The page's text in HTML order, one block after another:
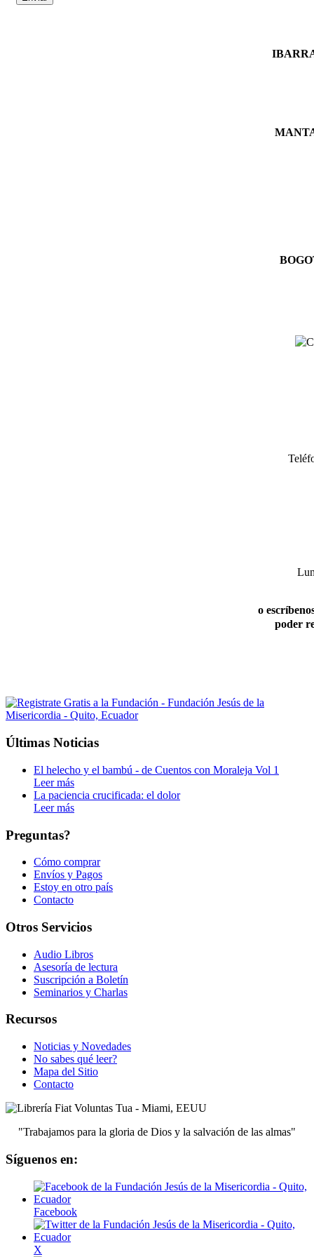
o
poder
Últimas Noticias
El helecho y el bambú - de Cuentos con Moraleja Vol 1
Leer más
La paciencia crucificada: el dolor
Leer más
Preguntas?
Cómo comprar
Envíos y Pagos
Estoy en otro país
Contacto
Otros Servicios
Audio Libros
Asesoría de lectura
Suscripción a Boletín
Seminarios y Charlas
Recursos
Noticias y Novedades
No sabes qué leer?
Mapa del Sitio
Contacto
"Trabajamos para la gloria de Dios y la salvación de las almas"
Síguenos en:
Facebook
X